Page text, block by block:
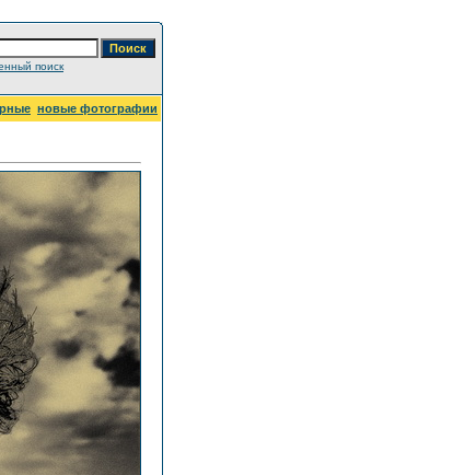
поиск
новые фотографии